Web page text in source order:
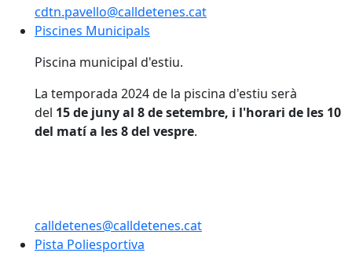
cdtn.pavello@calldetenes.cat
Piscines Municipals
Piscines Municipals
Piscina municipal d'estiu.
La temporada 2024 de la piscina d'estiu serà
del 15 de juny al 8 de setembre, i l'horari de les 10
del matí a les 8 del vespre.
calldetenes@calldetenes.cat
Pista Poliesportiva
Pista Poliesportiva